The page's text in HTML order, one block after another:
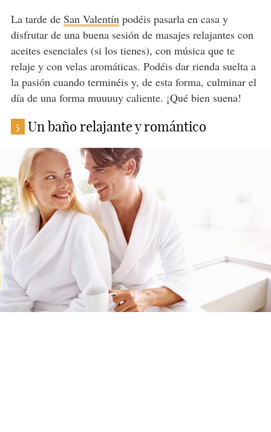
La tarde de San Valentín podéis pasarla en casa y
disfrutar de una buena sesión de masajes relajantes con
aceites esenciales (si los tienes), con música que te
relaje y con velas aromáticas. Podéis dar rienda suelta a
la pasión cuando terminéis y, de esta forma, culminar el
día de una forma muuuuy caliente. ¡Qué bien suena!
5 Un baño relajante y romántico